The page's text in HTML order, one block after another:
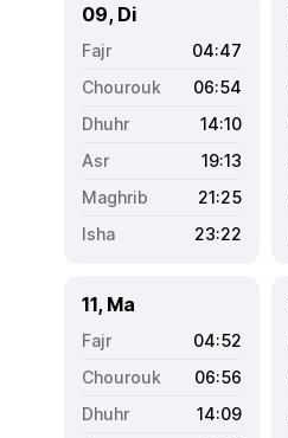
09, Di
04:47
06:54
14:10
19:13
21:25
23:22
11, Ma
04:52
06:56
14:09